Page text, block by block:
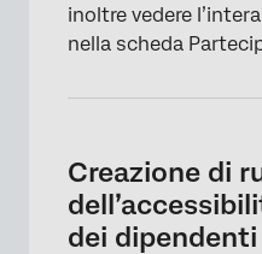
inoltre vedere
nella scheda
Creazione di
dei dipendenti